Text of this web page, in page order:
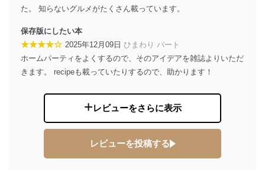
た。 知らないグルメがたくさん載っています。
保存版にしたい本
★★★★☆ 2025年12月09日 ひまわり パート
ホームパーティをよくするので、そのアイデアを雑誌よりいただ
きます。 recipeも載っていたりするので、助かります！
レビューをさらに表示
レビューを投稿する